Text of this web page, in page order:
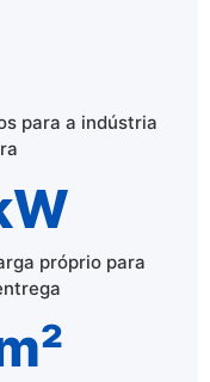
para a indústria
próprio para